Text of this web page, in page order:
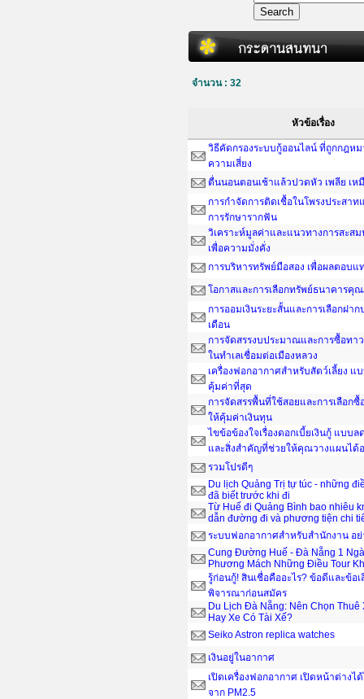
จำนวน : 32
หัวข้อเรื่อง
วิธีคัดกรองระบบกู้ออนไลน์ ที่ถูกกฎหม
ความเสี่ยง
ตื่นนอนตอนเช้าแล้วปวดหัว เพลีย เห
การกำจัดการติดเชื้อในโพรงประสา
การรักษารากฟัน
วิเคราะห์มูลค่าและแนวทางการสะส
เพื่อความมั่งคั่ง
การบริหารทรัพย์มือสอง เพื่อผลตอบแ
โอกาสและการเลือกทรัพย์ธนาคารคุ
การออมเงินระยะสั้นและการเลือกฝาก
เดือน
การจัดสรรงบประมาณและการซื้อทา
ในทำเลเชื่อมต่อเมืองหลวง
เครื่องฟอกอากาศสำหรับสัตว์เลี้ยง แ
คุ้มค่าที่สุด
การจัดสรรพื้นที่ใช้สอยและการเลือก
ให้คุ้มค่าเงินทุน
ไขข้อข้องใจเรื่องดอกเบี้ยเงินกู้ แบบ
และสิ่งสำคัญที่ช่วยให้คุณวางแผนได้
รวมโปรดีๆ
Du lịch Quảng Trị tự túc - những
đã biết trước khi đi
Từ Huế đi Quảng Bình bao nhiêu
dẫn đường đi và phương tiện chi
ระบบฟอกอากาศสำหรับสำนักงาน อ
Cung Đường Huế - Đà Nẵng 1
Phương Mách Những Điều Tour
รู้ก่อนกู้! สินเชื่อคืออะไร? ข้อดีและข้อ
พิจารณาก่อนสมัคร
Du Lịch Đà Nẵng: Nên Chọn Thuê
Hay Xe Có Tài Xế?
Seiko Astron replica watches
เงินอยู่ในอากาศ
เปิดเครื่องฟอกอากาศ เปิดหน้าต่างไ
จาก PM2.5